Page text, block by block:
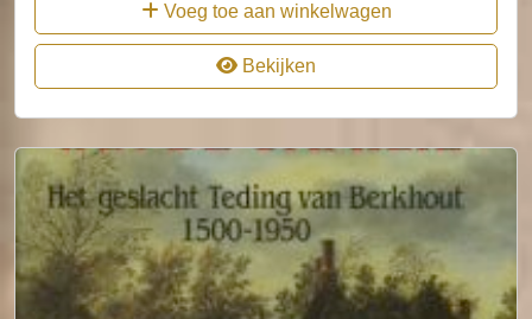
Voeg toe aan winkelwagen
Bekijken